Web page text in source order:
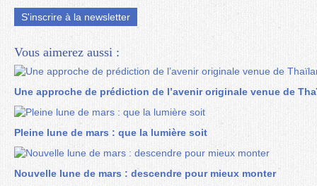
S'inscrire à la newsletter
Vous aimerez aussi :
Une approche de prédiction de l’avenir originale venue de
Pleine lune de mars : que la lumière soit
Nouvelle lune de mars : descendre pour mieux monter